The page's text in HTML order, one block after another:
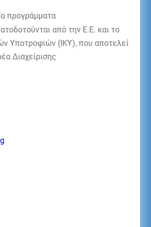
προγράμματα
από την Ε.Ε. και το
Υποτροφιών (ΙΚΥ), που αποτελεί
Διαχείρισης